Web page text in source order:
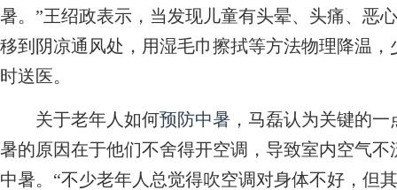
暑。”王绍政表示，当发现儿童有头晕、头痛、恶
移到阴凉通风处，用湿毛巾擦拭等方法物理降温
时送医。
关于老年人如何预防中暑 ，马磊认为关键的
暑的原因在于他们不舍得开空调，导致室内空气
中暑。“不少老年人总觉得吹空调对身体不好，但